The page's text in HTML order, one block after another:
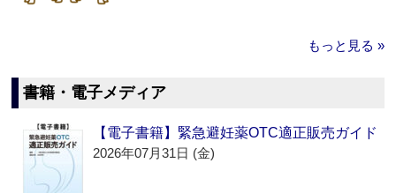
もっと見る »
書籍・電子メディア
【電子書籍】緊急避妊薬OTC適正販売ガイド
2026年07月31日 (金)